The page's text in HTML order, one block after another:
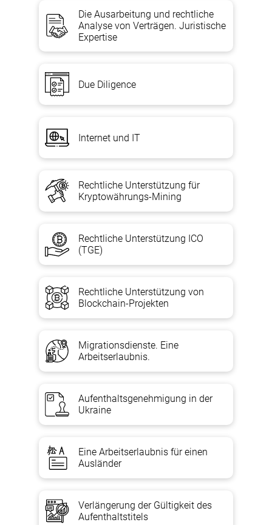
Die Ausarbeitung und rechtliche
Analyse von Verträgen. Juristische
Expertise
Due Diligence
Internet und IT
Rechtliche Unterstützung für
Kryptowährungs-Mining
Rechtliche Unterstützung ICO
(TGE)
Rechtliche Unterstützung von
Blockchain-Projekten
Migrationsdienste. Eine
Arbeitserlaubnis.
Aufenthaltsgenehmigung in der
Ukraine
Eine Arbeitserlaubnis für einen
Ausländer
Verlängerung der Gültigkeit des
Aufenthaltstitels